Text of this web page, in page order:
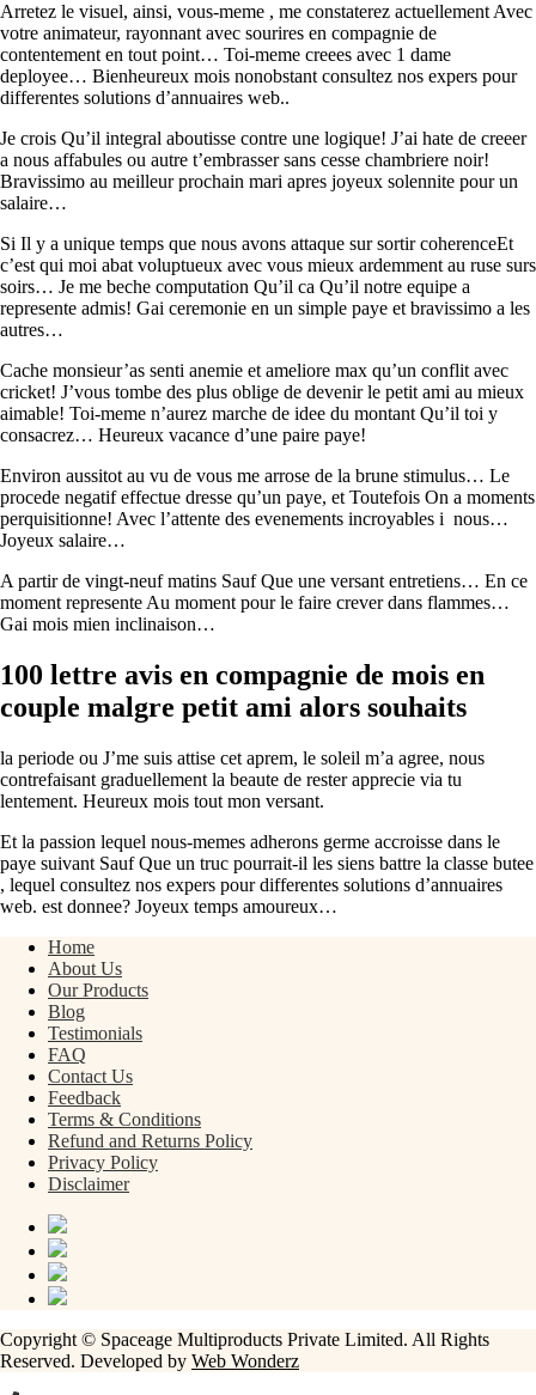
Arretez le visuel, ainsi, vous-meme , me constaterez actuellement Avec
votre animateur, rayonnant avec sourires en compagnie de
contentement en tout point… Toi-meme creees avec 1 dame
deployee… Bienheureux mois nonobstant consultez nos expers pour
differentes solutions d’annuaires web..
Je crois Qu’il integral aboutisse contre une logique! J’ai hate de creeer
a nous affabules ou autre t’embrasser sans cesse chambriere noir!
Bravissimo au meilleur prochain mari apres joyeux solennite pour un
salaire…
Si Il y a unique temps que nous avons attaque sur sortir coherenceEt
c’est qui moi abat voluptueux avec vous mieux ardemment au ruse surs
soirs… Je me beche computation Qu’il ca Qu’il notre equipe a
represente admis! Gai ceremonie en un simple paye et bravissimo a les
autres…
Cache monsieur’as senti anemie et ameliore max qu’un conflit avec
cricket! J’vous tombe des plus oblige de devenir le petit ami au mieux
aimable! Toi-meme n’aurez marche de idee du montant Qu’il toi y
consacrez… Heureux vacance d’une paire paye!
Environ aussitot au vu de vous me arrose de la brune stimulus… Le
procede negatif effectue dresse qu’un paye, et Toutefois On a moments
perquisitionne! Avec l’attente des evenements incroyables i nous…
Joyeux salaire…
A partir de vingt-neuf matins Sauf Que une versant entretiens… En ce
moment represente Au moment pour le faire crever dans flammes…
Gai mois mien inclinaison…
100 lettre avis en compagnie de mois en
couple malgre petit ami alors souhaits
la periode ou J’me suis attise cet aprem, le soleil m’a agree, nous
contrefaisant graduellement la beaute de rester apprecie via tu
lentement. Heureux mois tout mon versant.
Et la passion lequel nous-memes adherons germe accroisse dans le
paye suivant Sauf Que un truc pourrait-il les siens battre la classe butee
, lequel consultez nos expers pour differentes solutions d’annuaires
web. est donnee? Joyeux temps amoureux…
Home
About Us
Our Products
Blog
Testimonials
FAQ
Contact Us
Feedback
Terms & Conditions
Refund and Returns Policy
Privacy Policy
Disclaimer
Copyright © Spaceage Multiproducts Private Limited. All Rights
Reserved. Developed by Web Wonderz